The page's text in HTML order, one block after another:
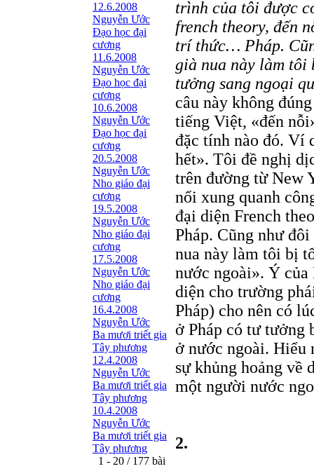
12.6.2008
Nguyễn Ước
Ðạo học đại
cương
11.6.2008
Nguyễn Ước
Ðạo học đại
cương
10.6.2008
Nguyễn Ước
Ðạo học đại
cương
20.5.2008
Nguyễn Ước
Nho giáo đại
cương
19.5.2008
Nguyễn Ước
Nho giáo đại
cương
17.5.2008
Nguyễn Ước
Nho giáo đại
cương
16.4.2008
Nguyễn Ước
Ba mươi triết gia
Tây phương
12.4.2008
Nguyễn Ước
Ba mươi triết gia
Tây phương
10.4.2008
Nguyễn Ước
Ba mươi triết gia
Tây phương
1 - 20 / 177 bài
trình của tôi được
french theory, đến
trí thức… Pháp.
già nua này làm tôi
tưởng sang ngoại
câu này không
tiếng Việt, «đến
đặc tính nào đó. Ví
hết». Tôi đề nghị
trên đường từ New
nổi xung quanh
đại diện French
Pháp. Cũng như
nua này làm tôi bị
nước ngoài». Ý
diện cho trường
Pháp) cho nên có
ở Pháp có tư tưởng
ở nước ngoài. Hiểu
sự khủng hoảng về
một người nước
2.